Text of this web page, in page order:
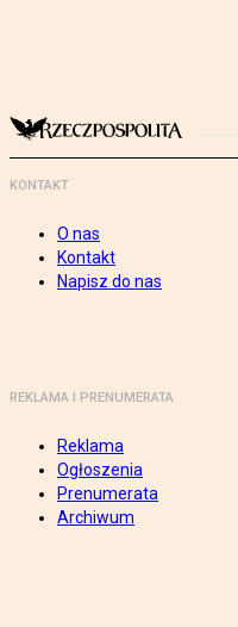
KONTAKT
O nas
Kontakt
Napisz do nas
REKLAMA I PRENUMERATA
Reklama
Ogłoszenia
Prenumerata
Archiwum